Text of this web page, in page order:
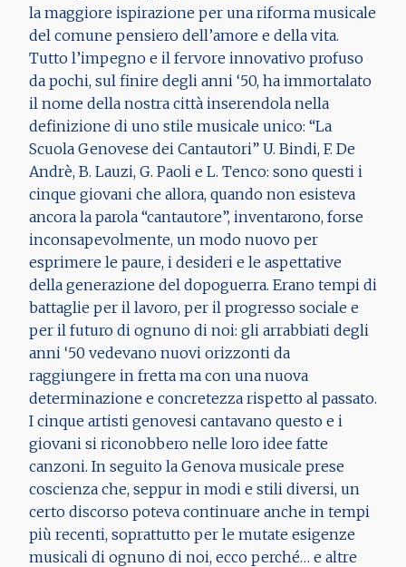
la maggiore ispirazione per una riforma musicale
del comune pensiero dell’amore e della vita.
Tutto l’impegno e il fervore innovativo profuso
da pochi, sul finire degli anni ‘50, ha immortalato
il nome della nostra città inserendola nella
definizione di uno stile musicale unico: “La
Scuola Genovese dei Cantautori” U. Bindi, F. De
Andrè, B. Lauzi, G. Paoli e L. Tenco: sono questi i
cinque giovani che allora, quando non esisteva
ancora la parola “cantautore”, inventarono, forse
inconsapevolmente, un modo nuovo per
esprimere le paure, i desideri e le aspettative
della generazione del dopoguerra. Erano tempi di
battaglie per il lavoro, per il progresso sociale e
per il futuro di ognuno di noi: gli arrabbiati degli
anni ‘50 vedevano nuovi orizzonti da
raggiungere in fretta ma con una nuova
determinazione e concretezza rispetto al passato.
I cinque artisti genovesi cantavano questo e i
giovani si riconobbero nelle loro idee fatte
canzoni. In seguito la Genova musicale prese
coscienza che, seppur in modi e stili diversi, un
certo discorso poteva continuare anche in tempi
più recenti, soprattutto per le mutate esigenze
musicali di ognuno di noi, ecco perché… e altre